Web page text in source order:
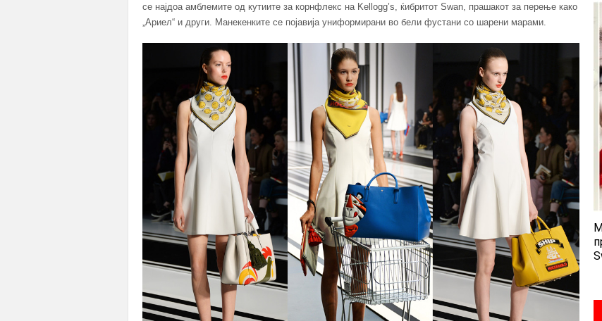
се најдоа амблемите од кутиите за корнфлекс на Kellogg’s, ќибритот Swan, прашакот за перење како
„Ариел“ и други. Манекенките се појавија униформирани во бели фустани со шарени марами.